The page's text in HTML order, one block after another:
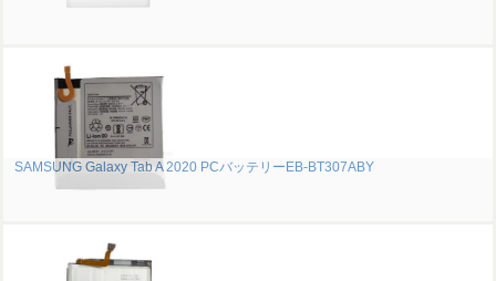
SAMSUNG Galaxy Tab A 2020 PCバッテリーEB-BT307ABY